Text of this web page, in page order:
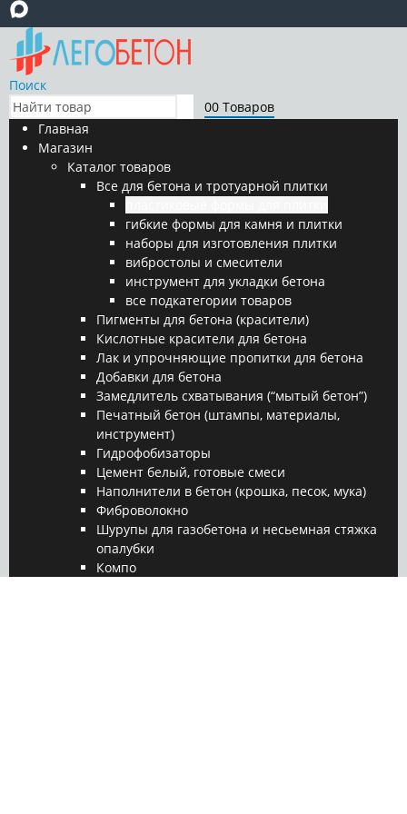
Поиск
00 Товаров
Главная
Магазин
Каталог товаров
Все для бетона и тротуарной плитки
гибкие формы для камня и плитки
наборы для изготовления плитки
вибростолы и смесители
инструмент для укладки бетона
все подкатегории товаров
Пигменты для бетона (красители)
Кислотные красители для бетона
Лак и упрочняющие пропитки для бетона
Добавки для бетона
Замедлитель схватывания (“мытый бетон”)
Печатный бетон (штампы, материалы,
инструмент)
Гидрофобизаторы
Цемент белый, готовые смеси
Наполнители в бетон (крошка, песок, мука)
Фиброволокно
Шурупы для газобетона и несьемная стяжка
опалубки
Компо